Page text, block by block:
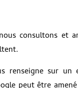
consultons et
renseigne sur un